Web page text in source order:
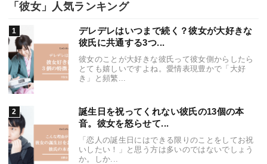
「彼女」人気ランキング
デレデレはいつまで続く？彼女が大好きな
彼氏に共通する3つ...
彼女のことが大好きな彼氏って彼女側からしたら
とても嬉しいですよね。愛情表現豊かで「大好
き」と頻繁...
誕生日を祝ってくれない彼氏の13個の本
音。彼女を怒らせて...
「恋人の誕生日にはできる限りのことをしてお祝
いしたい！」と思う方は多いのではないでしょう
か。しか...